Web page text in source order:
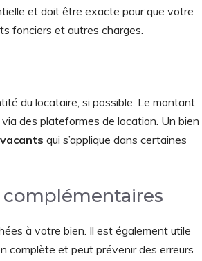
et doit être exacte pour que votre
fonciers et autres charges.
du locataire, si possible. Le montant
via des plateformes de location. Un bien
qui s’applique dans certaines
à votre bien. Il est également utile
complète et peut prévenir des erreurs